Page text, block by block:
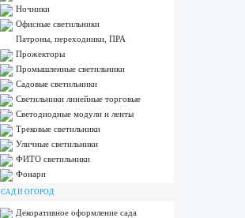
Ночники
Офисные светильники
Патроны, переходники, ПРА
Прожекторы
Промышленные светильники
Садовые светильники
Светильники линейные торговые
Светодиодные модули и ленты
Трековые светильники
Уличные светильники
ФИТО светильники
Фонари
САД И ОГОРОД
Декоративное оформление сада